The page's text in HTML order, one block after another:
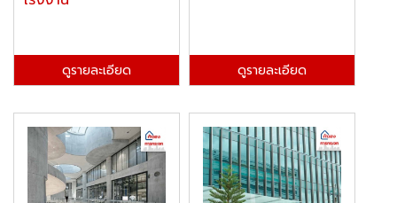
ดูรายละเอียด ดูรายละเอียด